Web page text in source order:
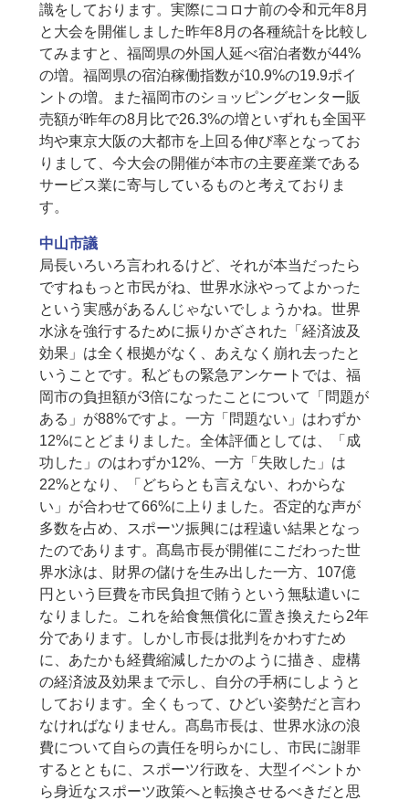
識をしております。実際にコロナ前の令和元年8月
と大会を開催しました昨年8月の各種統計を比較し
てみますと、福岡県の外国人延べ宿泊者数が44%
の増。福岡県の宿泊稼働指数が10.9%の19.9ポイ
ントの増。また福岡市のショッピングセンター販
売額が昨年の8月比で26.3%の増といずれも全国平
均や東京大阪の大都市を上回る伸び率となってお
りまして、今大会の開催が本市の主要産業である
サービス業に寄与しているものと考えておりま
す。
中山市議
局長いろいろ言われるけど、それが本当だったら
ですねもっと市民がね、世界水泳やってよかった
という実感があるんじゃないでしょうかね。世界
水泳を強行するために振りかざされた「経済波及
効果」は全く根拠がなく、あえなく崩れ去ったと
いうことです。私どもの緊急アンケートでは、福
岡市の負担額が3倍になったことについて「問題が
ある」が88%ですよ。一方「問題ない」はわずか
12%にとどまりました。全体評価としては、「成
功した」のはわずか12%、一方「失敗した」は
22%となり、「どちらとも言えない、わからな
い」が合わせて66%に上りました。否定的な声が
多数を占め、スポーツ振興には程遠い結果となっ
たのであります。髙島市長が開催にこだわった世
界水泳は、財界の儲けを生み出した一方、107億
円という巨費を市民負担で賄うという無駄遣いに
なりました。これを給食無償化に置き換えたら2年
分であります。しかし市長は批判をかわすため
に、あたかも経費縮減したかのように描き、虚構
の経済波及効果まで示し、自分の手柄にしようと
しております。全くもって、ひどい姿勢だと言わ
なければなりません。髙島市長は、世界水泳の浪
費について自らの責任を明らかにし、市民に謝罪
するとともに、スポーツ行政を、大型イベントか
ら身近なスポーツ政策へと転換させるべきだと思